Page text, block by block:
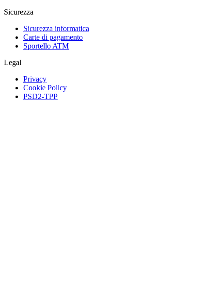
Sicurezza
Sicurezza informatica
Carte di pagamento
Sportello ATM
Legal
Privacy
Cookie Policy
PSD2-TPP